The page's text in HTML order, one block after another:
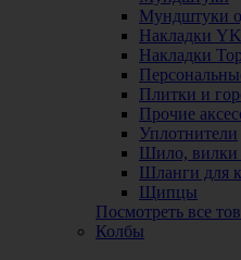
Мундштуки
Накладки
Накладки
Плитки и
Прочие
Уплотнители
Шило, вилки
Шланги для
Щипцы
Посмотреть все
Колбы